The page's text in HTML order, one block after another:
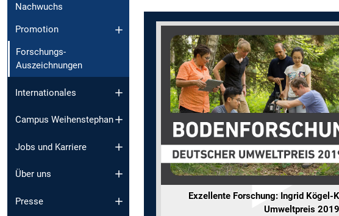
Nachwuchs
Promotion
Forschungs-
Auszeichnungen
Internationales
Campus Weihenstephan
Jobs und Karriere
Über uns
Presse
Exzellente Forschung: Ingrid Kögel-
Umweltpreis 2019